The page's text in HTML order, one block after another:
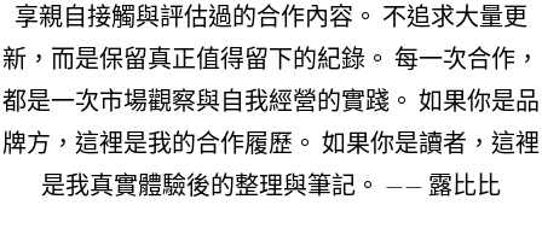
享親自接觸與評估過的合作內容。 不追求大量更
新，而是保留真正值得留下的紀錄。 每一次合作，
都是一次市場觀察與自我經營的實踐。 如果你是品
牌方，這裡是我的合作履歷。 如果你是讀者，這裡
是我真實體驗後的整理與筆記。 —— 露比比